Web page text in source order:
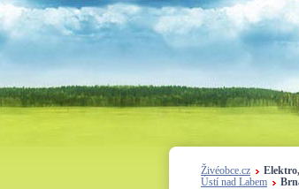
Živéobce.cz
Ústí nad Labem